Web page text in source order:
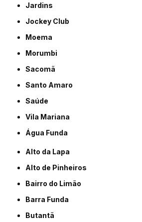
Jardins
Jockey Club
Moema
Morumbi
Sacomã
Santo Amaro
Saúde
Vila Mariana
Água Funda
Alto da Lapa
Alto de Pinheiros
Bairro do Limão
Barra Funda
Butantã